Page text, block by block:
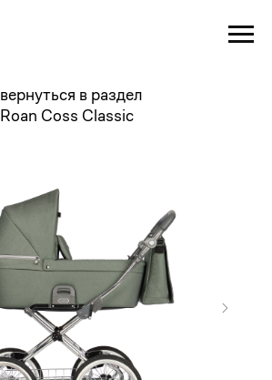
вернуться в раздел
Roan Coss Classic